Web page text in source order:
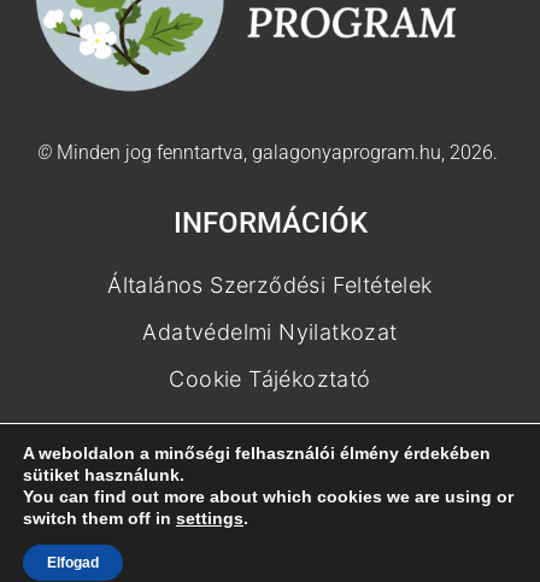
© Minden jog fenntartva, galagonyaprogram.hu, 2026.
INFORMÁCIÓK
Általános Szerződési Feltételek
Adatvédelmi Nyilatkozat
Cookie Tájékoztató
KAPCSOLAT
Kapcsolat
A weboldalon a minőségi felhasználói élmény érdekében
sütiket használunk.
You can find out more about which cookies we are using or
switch them off in settings.
Elfogad